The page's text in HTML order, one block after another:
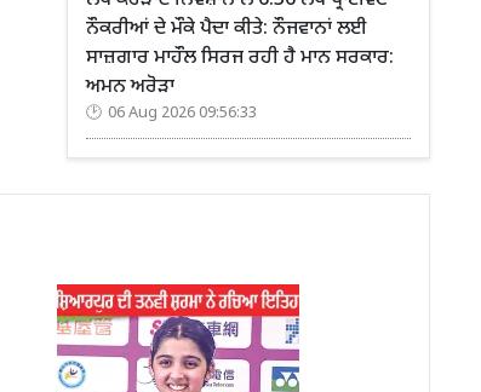
ਨੌਕਰੀਆਂ ਦੇ ਮੌਕੇ ਪੈਦਾ ਕੀਤੇ: ਨੌਜਵਾਨਾਂ ਲਈ
ਸਾਜ਼ਗਾਰ ਮਾਹੌਲ ਸਿਰਜ ਰਹੀ ਹੈ ਮਾਨ ਸਰਕਾਰ:
ਅਮਨ ਅਰੋੜਾ
06 Aug 2026 09:56:33